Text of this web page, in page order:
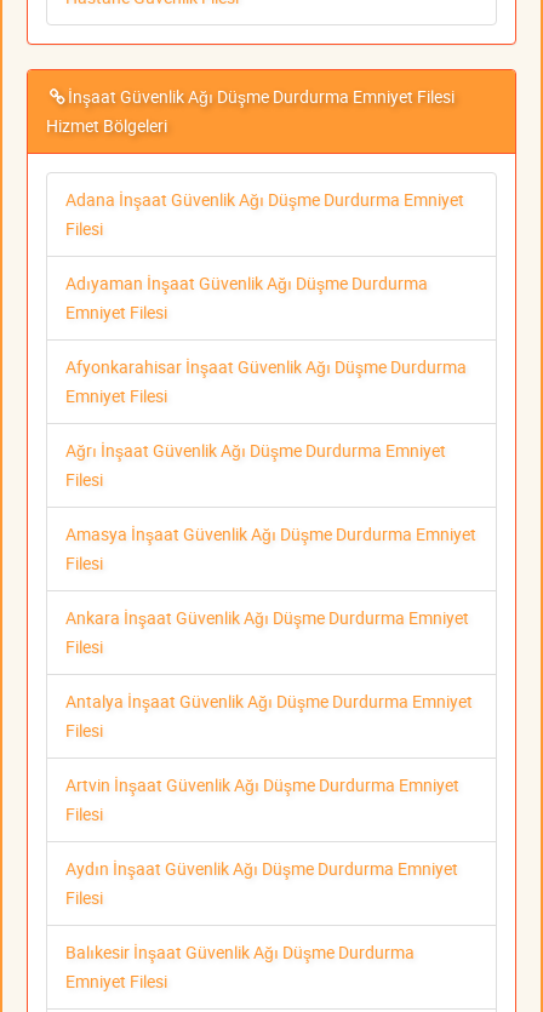
İnşaat Güvenlik Ağı Düşme Durdurma Emniyet Filesi
Hizmet Bölgeleri
Adana İnşaat Güvenlik Ağı Düşme Durdurma Emniyet
Filesi
Adıyaman İnşaat Güvenlik Ağı Düşme Durdurma
Emniyet Filesi
Afyonkarahisar İnşaat Güvenlik Ağı Düşme Durdurma
Emniyet Filesi
Ağrı İnşaat Güvenlik Ağı Düşme Durdurma Emniyet
Filesi
Amasya İnşaat Güvenlik Ağı Düşme Durdurma Emniyet
Filesi
Ankara İnşaat Güvenlik Ağı Düşme Durdurma Emniyet
Filesi
Antalya İnşaat Güvenlik Ağı Düşme Durdurma Emniyet
Filesi
Artvin İnşaat Güvenlik Ağı Düşme Durdurma Emniyet
Filesi
Aydın İnşaat Güvenlik Ağı Düşme Durdurma Emniyet
Filesi
Balıkesir İnşaat Güvenlik Ağı Düşme Durdurma
Emniyet Filesi